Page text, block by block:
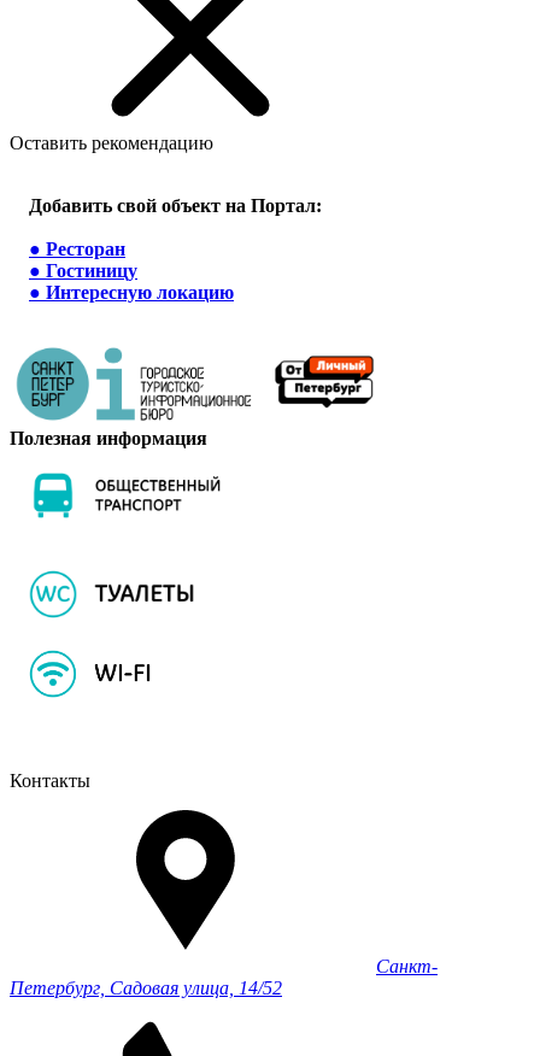
Оставить рекомендацию
Добавить свой объект на Портал:
● Ресторан
● Гостиницу
● Интересную локацию
Полезная информация
Контакты
Санкт-
Петербург, Садовая улица, 14/52